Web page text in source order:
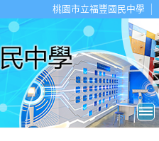
桃園市立福豐國民中學